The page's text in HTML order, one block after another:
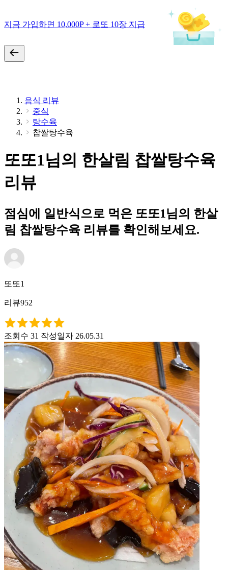
지금 가입하면 10,000P + 로또 10장 지급
음식 리뷰
중식
탕수육
찹쌀탕수육
또또1님의 한살림 찹쌀탕수육
리뷰
점심에 일반식으로 먹은 또또1님의 한살
림 찹쌀탕수육 리뷰를 확인해보세요.
또또1
리뷰952
조회수 31 작성일자 26.05.31